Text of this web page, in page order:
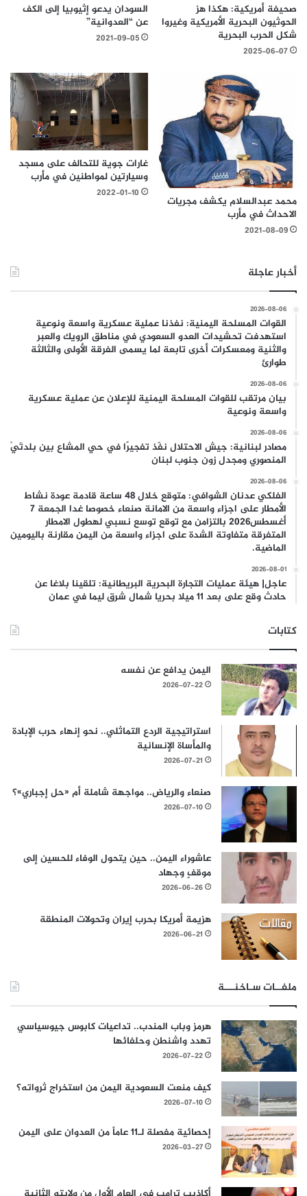
صحيفة أمريكية: هكذا هز
الحوثيون البحرية الأمريكية وغيروا
شكل الحرب البحرية
2025-06-07
السودان يدعو إثيوبيا إلى الكف
عن “العدوانية”
2021-09-05
محمد عبدالسلام يكشف مجريات
الاحداث في مأرب
2021-08-09
غارات جوية للتحالف على مسجد
وسيارتين لمواطنين في مأرب
2022-01-10
أخبار عاجلة
2026-08-06
القوات المسلحة اليمنية: نفذنا عملية عسكرية واسعة ونوعية
استهدفت تحشيدات العدو السعودي في مناطق الرويك والعبر
والثنية ومعسكرات أخرى تابعة لما يسمى الفرقة الأولى والثالثة
طوارئ
2026-08-06
بيان مرتقب للقوات المسلحة اليمنية للإعلان عن عملية عسكرية
واسعة ونوعية
2026-08-06
مصادر لبنانية: جيش الاحتلال نفّذ تفجيرًا في حي المشاع بين بلدتَيْ
المنصوري ومجدل زون جنوب لبنان
2026-08-06
الفلكي عدنان الشوافي: متوقع خلال 48 ساعة قادمة عودة نشاط
الأمطار على اجزاء واسعة من الامانة صنعاء خصوصا غدا الجمعة 7
أغسطس2026 بالتزامن مع توقع توسع نسبي لهطول الامطار
المتفرقة متفاوتة الشدة على اجزاء واسعة من اليمن مقارنة باليومين
الماضية.
2026-08-01
عاجل| هيئة عمليات التجارة البحرية البريطانية: تلقينا بلاغا عن
حادث وقع على بعد 11 ميلا بحريا شمال شرق ليما في عمان
كتابات
اليمن يدافع عن نفسه
2026-07-22
استراتيجية الردع التماثلي.. نحو إنهاء حرب الإبادة
والمأساة الإنسانية
2026-07-21
صنعاء والرياض.. مواجهة شاملة أم «حل إجباري»؟
2026-07-10
عاشوراء اليمن.. حين يتحول الوفاء للحسين إلى
موقفٍ وجهاد
2026-06-26
هزيمة أمريكا بحرب إيران وتحولات المنطقة
2026-06-21
ملفــات سـاخنـــة
هرمز وباب المندب.. تداعيات كابوس جيوسياسي
تهدد واشنطن وحلفائها
2026-07-22
كيف منعت السعودية اليمن من استخراج ثرواته؟
2026-07-10
إحصائية مفصلة لـ11 عاماً من العدوان على اليمن
2026-03-27